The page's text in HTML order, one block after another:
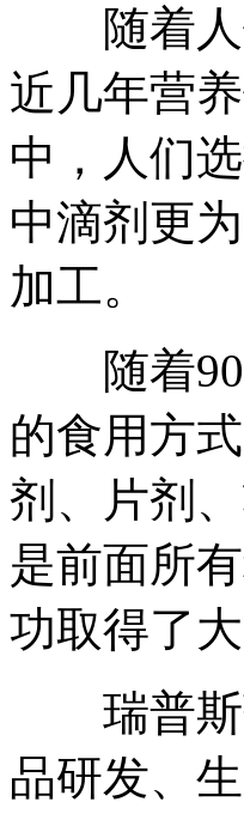
随着人
近几年营
中，人们
中滴剂更
加工。
随着90-
的食用方
剂、片剂
是前面所
功取得了
瑞普斯
品研发、